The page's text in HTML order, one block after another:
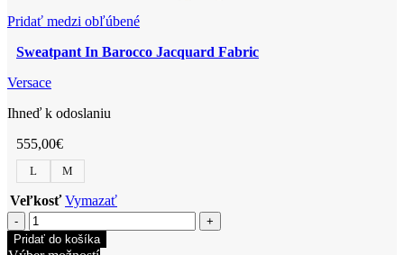
Pridať medzi obľúbené
Sweatpant In Barocco Jacquard Fabric
Versace
Ihneď k odoslaniu
555,00€
L M
Veľkosť Vymazať
množstvo
Sweatpant
In
Pridať do košíka